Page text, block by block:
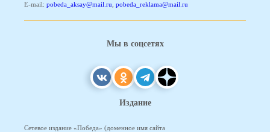
E-mail: pobeda_aksay@mail.ru, pobeda_reklama@mail.ru
Мы в соцсетях
Издание
Сетевое издание «Победа» (доменное имя сайта